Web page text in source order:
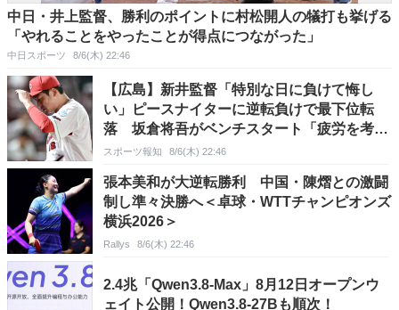
中日・井上監督、勝利のポイントに村松開人の犠打も挙げる
「やれることをやったことが得点につながった」
中日スポーツ 8/6(木) 22:46
【広島】新井監督「特別な日に負けて悔し
い」ピースナイターに逆転負けで最下位転
落 坂倉将吾がベンチスタート「疲労を考
慮」／一問一答
スポーツ報知 8/6(木) 22:46
張本美和が大逆転勝利 中国・陳熠との激闘
制し準々決勝へ＜卓球・WTTチャンピオンズ
横浜2026＞
Rallys 8/6(木) 22:46
2.4兆「Qwen3.8-Max」8月12日オープンウ
ェイト公開！Qwen3.8-27Bも順次！